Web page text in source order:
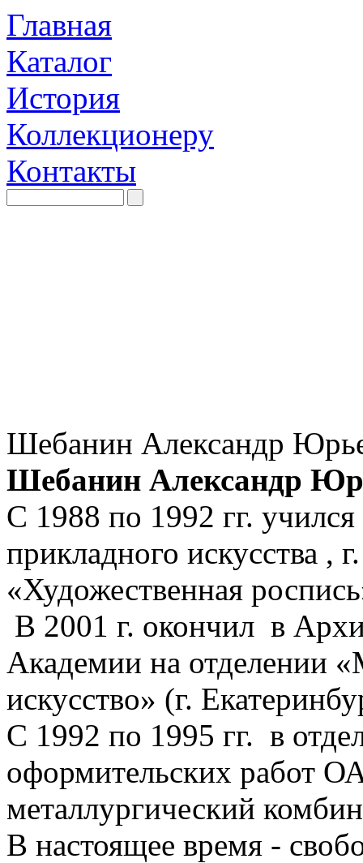
Главная
Каталог
История
Коллекционеру
Контакты
Шебанин Александр
Шебанин Александр
С 1988 по 1992 гг.
прикладного искусства ,
«Художественная
В 2001 г. окончил в
Академии на отделении
искусство» (г.
С 1992 по 1995 гг. в
оформительских работ
металлургический
В настоящее время -